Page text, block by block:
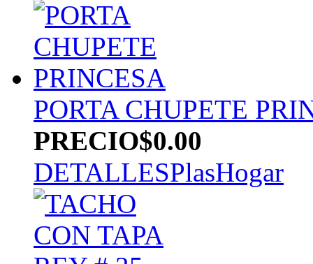
PORTA CHUPETE
PRECIO$0.00
DETALLESPlasHogar